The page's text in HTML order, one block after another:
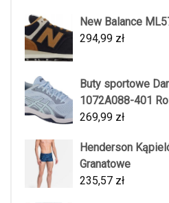
New Balance
294,99 zł
Buty sportowe
1072A088-401
269,99 zł
Henderson
Granatowe
235,57 zł